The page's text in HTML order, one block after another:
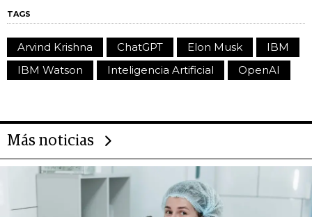
TAGS
Arvind Krishna ChatGPT Elon Musk
IBM
IBM Watson
Inteligencia Artificial OpenAI
Más noticias